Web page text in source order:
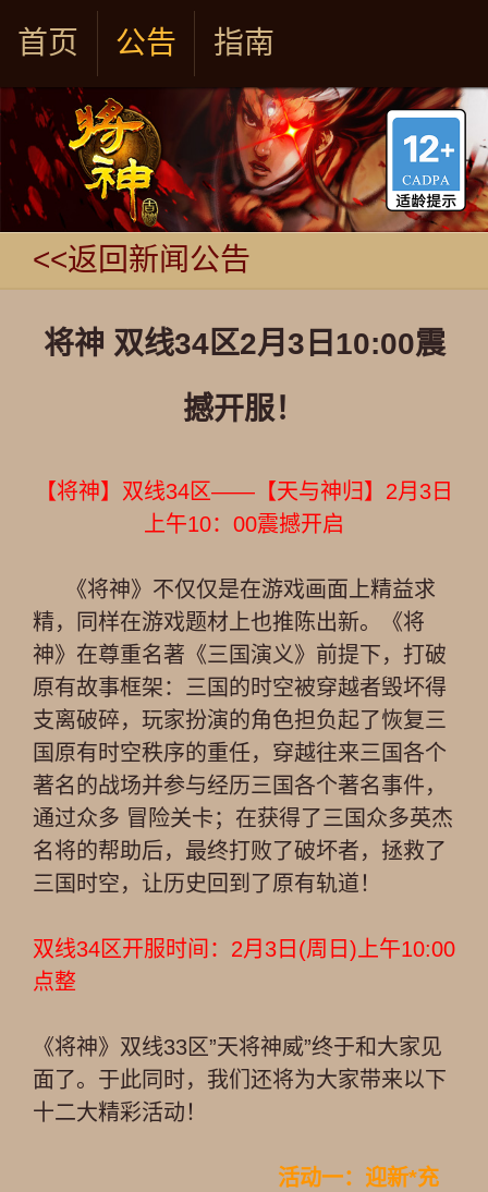
首页 公告 指南
<<返回新闻公告
将神 双线34区2月3日10:00震
撼开服！
【将神】双线34区——【天与神归】2月3日
上午10：00震撼开启
《将神》不仅仅是在游戏画面上精益求
精，同样在游戏题材上也推陈出新。《将
神》在尊重名著《三国演义》前提下，打破
原有故事框架：三国的时空被穿越者毁坏得
支离破碎，玩家扮演的角色担负起了恢复三
国原有时空秩序的重任，穿越往来三国各个
著名的战场并参与经历三国各个著名事件，
通过众多 冒险关卡；在获得了三国众多英杰
名将的帮助后，最终打败了破坏者，拯救了
三国时空，让历史回到了原有轨道！
双线34区开服时间：2月3日(周日)上午10:00
点整
《将神》双线33区”天将神威”终于和大家见
面了。于此同时，我们还将为大家带来以下
十二大精彩活动！
活动一： 迎新*充